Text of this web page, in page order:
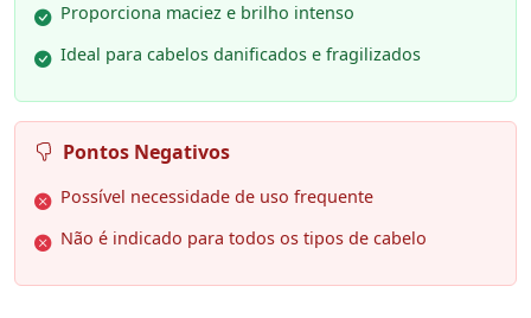
Proporciona maciez e brilho intenso
Ideal para cabelos danificados e fragilizados
Pontos Negativos
Possível necessidade de uso frequente
Não é indicado para todos os tipos de cabelo